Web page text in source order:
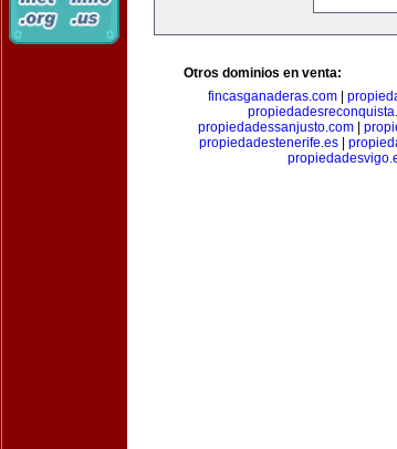
Otros dominios en venta:
fincasganaderas.com
propiedadessanjusto.com|
propiedadestenerife.es|